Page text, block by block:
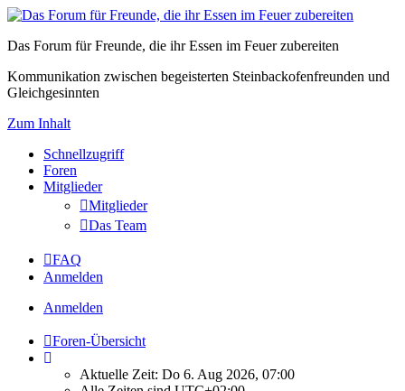
Das Forum für Freunde, die ihr Essen im Feuer zubereiten
Kommunikation zwischen begeisterten Steinbackofenfreunden und
Gleichgesinnten
Zum Inhalt
Schnellzugriff
Foren
Mitglieder
Mitglieder
Das Team
FAQ
Anmelden
Anmelden
Foren-Übersicht
Aktuelle Zeit: Do 6. Aug 2026, 07:00